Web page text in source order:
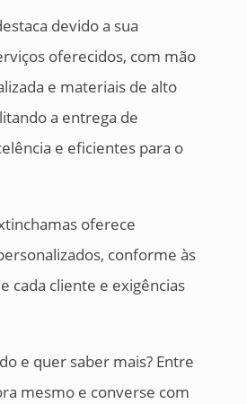
devido a sua
oferecidos, com mão
e materiais de alto
a entrega de
e eficientes para o
oferece
conforme às
cada cliente e exigências
e quer saber mais? Entre
mesmo e converse com